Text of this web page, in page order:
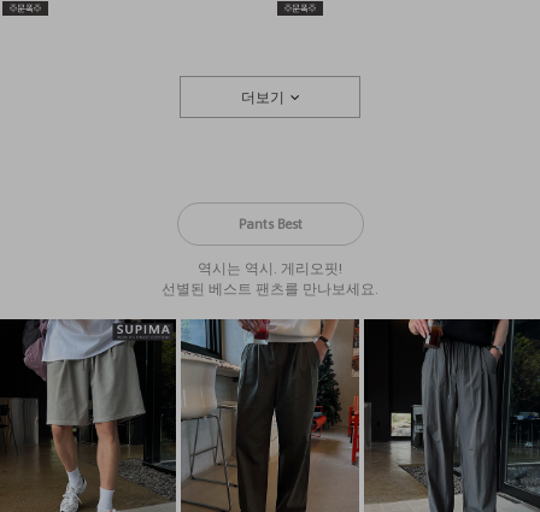
더보기
Pants Best
역시는 역시. 게리오핏!
선별된 베스트 팬츠를 만나보세요.